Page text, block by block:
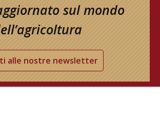
sul mondo
alle nostre newsletter